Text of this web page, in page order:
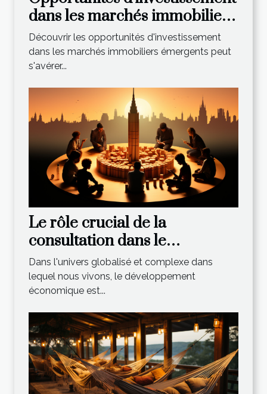
dans les marchés immobiliers
émergents
Découvrir les opportunités d'investissement
dans les marchés immobiliers émergents peut
s'avérer...
Le rôle crucial de la
consultation dans le
développement économique
Dans l'univers globalisé et complexe dans
lequel nous vivons, le développement
économique est...